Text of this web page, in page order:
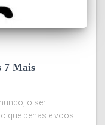
7 Mais
o ser
que penas e voos.